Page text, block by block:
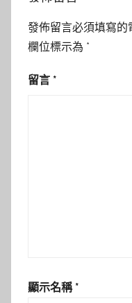
發佈留言必須填寫的
欄位標示為 *
留言 *
顯示名稱 *